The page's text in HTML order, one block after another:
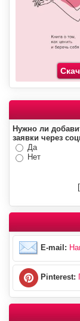
Нужно ли
заявки через
Да
Нет
[
E-mail:
Pinterest: